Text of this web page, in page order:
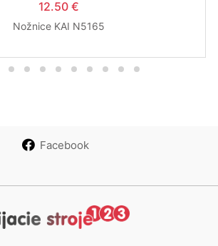
12.50 €
Nožnice KAI N5165
Facebook